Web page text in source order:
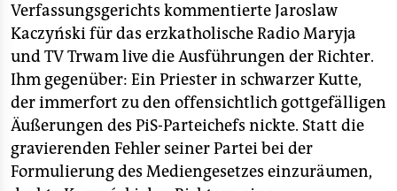
Verfassungsgerichts kommentierte Jaroslaw
Kaczyński für das erzkatholische Radio Maryja
und TV Trwam live die Ausführungen der Richter.
Ihm gegenüber: Ein Priester in schwarzer Kutte,
der immerfort zu den offensichtlich gottgefälligen
Äußerungen des PiS-Parteichefs nickte. Statt die
gravierenden Fehler seiner Partei bei der
Formulierung des Mediengesetzes einzuräumen,